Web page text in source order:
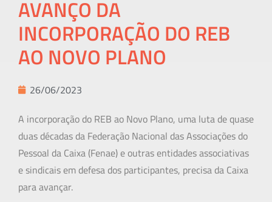
AVANÇO DA
INCORPORAÇÃO DO REB
AO NOVO PLANO
26/06/2023
A incorporação do REB ao Novo Plano, uma luta de quase
duas décadas da Federação Nacional das Associações do
Pessoal da Caixa (Fenae) e outras entidades associativas
e sindicais em defesa dos participantes, precisa da Caixa
para avançar.